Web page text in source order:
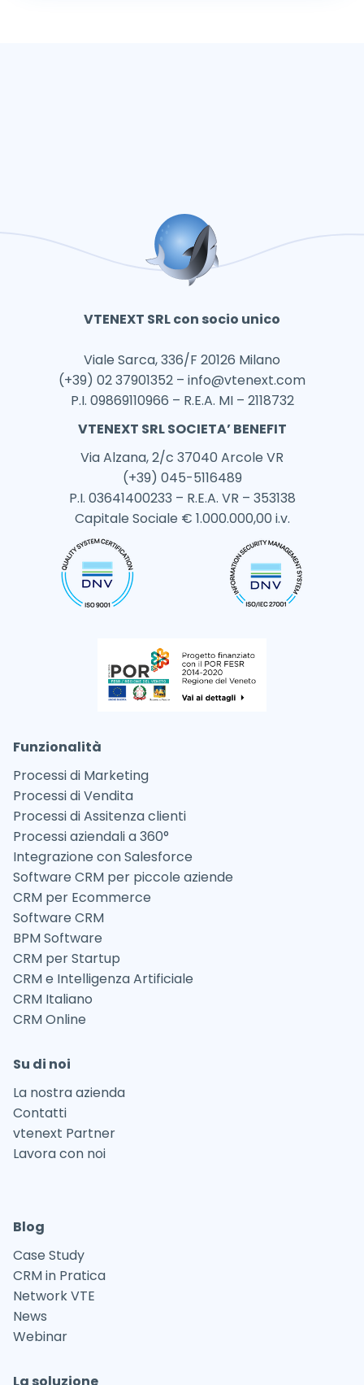
VTENEXT SRL con socio unico
Viale Sarca, 336/F 20126 Milano
(+39) 02 37901352 – info@vtenext.com
P.I. 09869110966 – R.E.A. MI – 2118732
VTENEXT SRL SOCIETA’ BENEFIT
Via Alzana, 2/c 37040 Arcole VR
(+39) 045-5116489
P.I. 03641400233 – R.E.A. VR – 353138
Capitale Sociale € 1.000.000,00 i.v.
Funzionalità
Processi di Marketing
Processi di Vendita
Processi di Assitenza clienti
Processi aziendali a 360°
Integrazione con Salesforce
Software CRM per piccole aziende
CRM per Ecommerce
Software CRM
BPM Software
CRM per Startup
CRM e Intelligenza Artificiale
CRM Italiano
CRM Online
Su di noi
La nostra azienda
Contatti
vtenext Partner
Lavora con noi
Blog
Case Study
CRM in Pratica
Network VTE
News
Webinar